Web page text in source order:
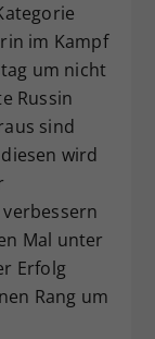
im Kampf
um nicht
Russin
sind
wird
Mal unter
Erfolg
Rang um